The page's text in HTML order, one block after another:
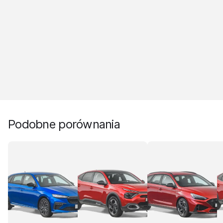
Podobne porównania